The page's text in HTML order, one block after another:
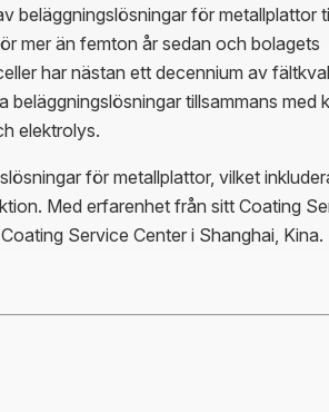
beläggningslösningar för metallplattor
mer än femton år sedan och bolagets
har nästan ett decennium av
tillsammans med
elektrolys.
för metallplattor, vilket
Med erfarenhet från sitt Coating
Service Center i Shanghai, Kina.